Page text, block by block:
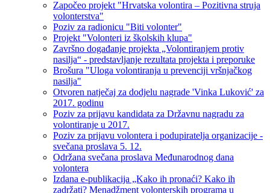
Započeo projekt "Hrvatska volontira – Pozitivna struja
volonterstva"
Poziv za radionicu "Biti volonter"
Projekt "Volonteri iz školskih klupa"
Završno događanje projekta „Volontiranjem protiv
nasilja“ - predstavljanje rezultata projekta i preporuke
Brošura "Uloga volontiranja u prevenciji vršnjačkog
nasilja"
Otvoren natječaj za dodjelu nagrade 'Vinka Luković' za
2017. godinu
Poziv za prijavu kandidata za Državnu nagradu za
volontiranje u 2017.
Poziv za prijavu volontera i podupiratelja organizacije -
svečana proslava 5. 12.
Održana svečana proslava Međunarodnog dana
volontera
Izdana e-publikacija „Kako ih pronaći? Kako ih
zadržati? Menadžment volonterskih programa u